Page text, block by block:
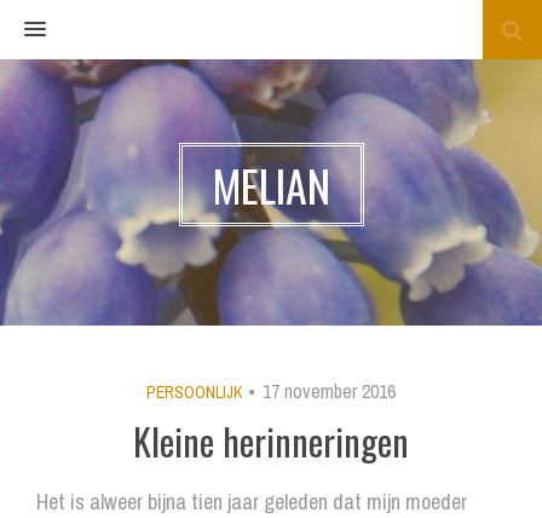
MENU
MELIAN
PERSOONLIJK 17 november 2016
Kleine herinneringen
Het is alweer bijna tien jaar geleden dat mijn moeder